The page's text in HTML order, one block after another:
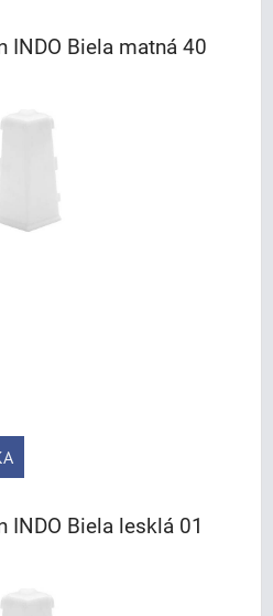
INDO Biela matná 40
INDO Biela lesklá 01